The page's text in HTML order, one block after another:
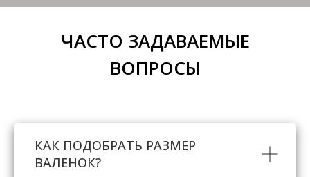
ЧАСТО ЗАДАВАЕМЫЕ
ВОПРОСЫ
КАК ПОДОБРАТЬ РАЗМЕР
ВАЛЕНОК?